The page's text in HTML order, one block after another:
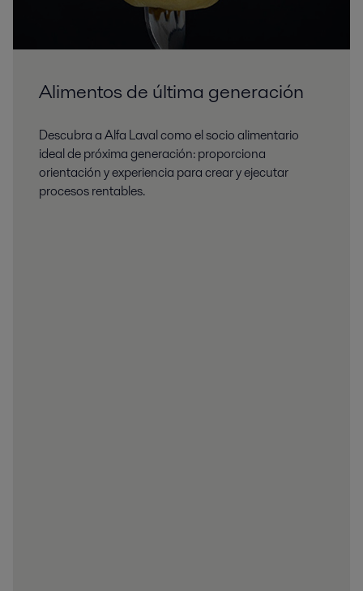
Alimentos de última generación
Descubra a Alfa Laval como el socio alimentario
ideal de próxima generación: proporciona
orientación y experiencia para crear y ejecutar
procesos rentables.